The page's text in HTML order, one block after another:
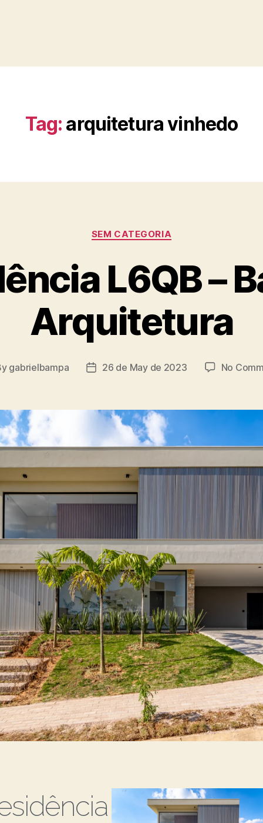
Tag: arquitetura vinhedo
SEM CATEGORIA
L6QB –
Arquitetura
gabrielbampa 26 de May de 2023 No